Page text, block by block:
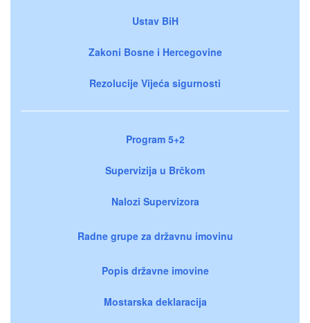
Ustav BiH
Zakoni Bosne i Hercegovine
Rezolucije Vijeća sigurnosti
Program 5+2
Supervizija u Brčkom
Nalozi Supervizora
Radne grupe za državnu imovinu
Popis državne imovine
Mostarska deklaracija